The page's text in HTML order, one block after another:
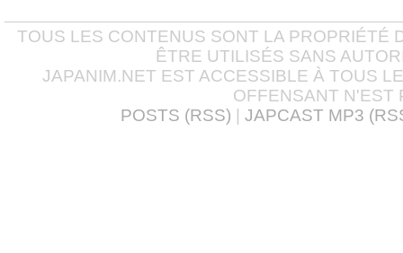
TOUS LES CONTENUS SONT LA PROPRIÉTÉ
ÊTRE UTILISÉS SANS
JAPANIM.NET EST ACCESSIBLE À TOUS
OFFENSANT N'EST
POSTS (RSS)
JAPCAST MP3